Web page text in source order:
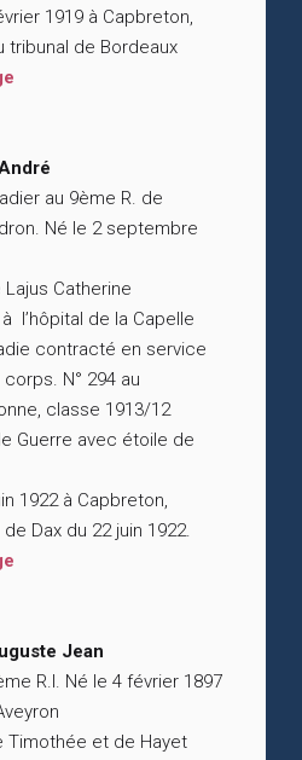
1919 à Capbreton,
tribunal de Bordeaux
au 9ème R. de
Né le 2 septembre
Catherine
l’hôpital de la Capelle
contracté en service
N° 294 au
classe 1913/12
Guerre avec étoile de
1922 à Capbreton,
Dax du 22 juin 1922.
Jean
R.I. Né le 4 février 1897
Timothée et de Hayet